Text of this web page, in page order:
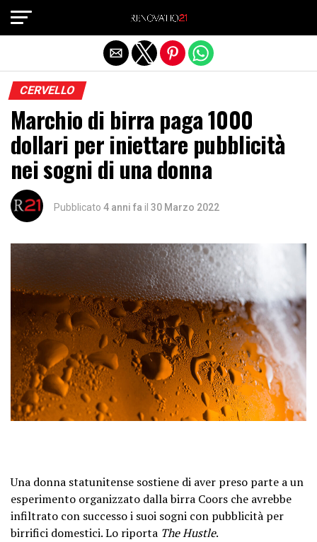
CERVELLO
Marchio di birra paga 1000
dollari per iniettare pubblicità
nei sogni di una donna
Pubblicato 4 anni fa il 30 Marzo 2022
Una donna statunitense sostiene di aver preso parte a un
esperimento organizzato dalla birra Coors che avrebbe
infiltrato con successo i suoi sogni con pubblicità per
birrifici domestici. Lo riporta The Hustle.
Exit mobile version